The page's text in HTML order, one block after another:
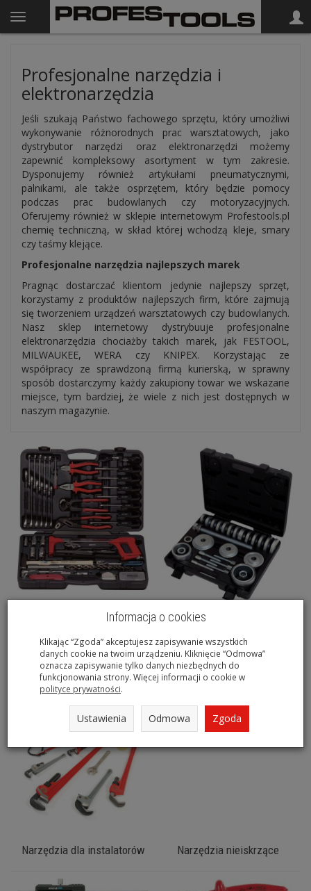
Profesjonalne narzędzia i
elektronarzędzia
Jeśli szukają Państwo fachowego sprzętu, który umożliwi
wykonywanie różnorodnych prac warsztatowych, jako
dystrybutor narzędzi oraz elektronarzędzi możemy
zapewnić kompleksowy asortyment w tym zakresie.
Dysponujemy również artykułami pneumatycznymi,
palnikami, ale także osprzętem, który będzie pomocy
podczas prac budowlanych czy motoryzacyjnych.
Oferujemy również w sklepie internetowym Profestools.pl
chemię techniczną, w skład której wchodzą kleje, smary
czy taśmy klejące.
Profesjonalne narzędzia najlepszych marek
Pragnąc dostarczać klientom jedynie najlepszy sprzęt,
korzystamy z produktów najlepszych firm, które zajmują
się tworzeniem urządzeń warsztatowych czy budowlanych.
Nasz sklep internetowy dystrybuuje profesjonalne
elektronarzędzia chociażby takich marek, jak FESTOOL,
MILWAUKEE, WERA czy KNIPEX. Korzystając ze
współpracy ze sprawdzoną firmą kurierską, w sprawny
sposób dostarczymy każdy zakupiony towar we wskazane
miejsce, tym bardziej, że wiele z nich jest dostępnych w
naszym magazynie.
Narzędzia dla instalatorów Narzędzia nieiskrzące
Informacja o cookies
Klikając “Zgoda” akceptujesz zapisywanie wszystkich
danych cookie na twoim urządzeniu. Kliknięcie “Odmowa”
oznacza zapisywanie tylko danych niezbędnych do
funkcjonowania strony. Więcej informacji o cookie w
polityce prywatności.
Ustawienia Odmowa Zgoda